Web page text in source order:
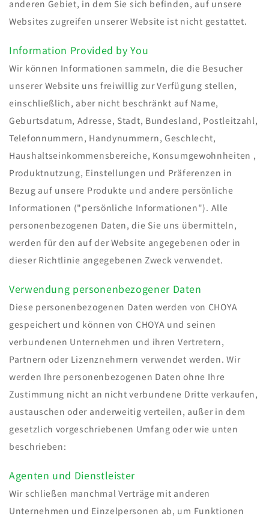
anderen Gebiet, in dem Sie sich befinden, auf unsere
Websites zugreifen unserer Website ist nicht gestattet.
Information Provided by You
Wir können Informationen sammeln, die die Besucher
unserer Website uns freiwillig zur Verfügung stellen,
einschließlich, aber nicht beschränkt auf Name,
Geburtsdatum, Adresse, Stadt, Bundesland, Postleitzahl,
Telefonnummern, Handynummern, Geschlecht,
Haushaltseinkommensbereiche, Konsumgewohnheiten ,
Produktnutzung, Einstellungen und Präferenzen in
Bezug auf unsere Produkte und andere persönliche
Informationen ("persönliche Informationen"). Alle
personenbezogenen Daten, die Sie uns übermitteln,
werden für den auf der Website angegebenen oder in
dieser Richtlinie angegebenen Zweck verwendet.
Verwendung personenbezogener Daten
Diese personenbezogenen Daten werden von CHOYA
gespeichert und können von CHOYA und seinen
verbundenen Unternehmen und ihren Vertretern,
Partnern oder Lizenznehmern verwendet werden. Wir
werden Ihre personenbezogenen Daten ohne Ihre
Zustimmung nicht an nicht verbundene Dritte verkaufen,
austauschen oder anderweitig verteilen, außer in dem
gesetzlich vorgeschriebenen Umfang oder wie unten
beschrieben:
Agenten und Dienstleister
Wir schließen manchmal Verträge mit anderen
Unternehmen und Einzelpersonen ab, um Funktionen